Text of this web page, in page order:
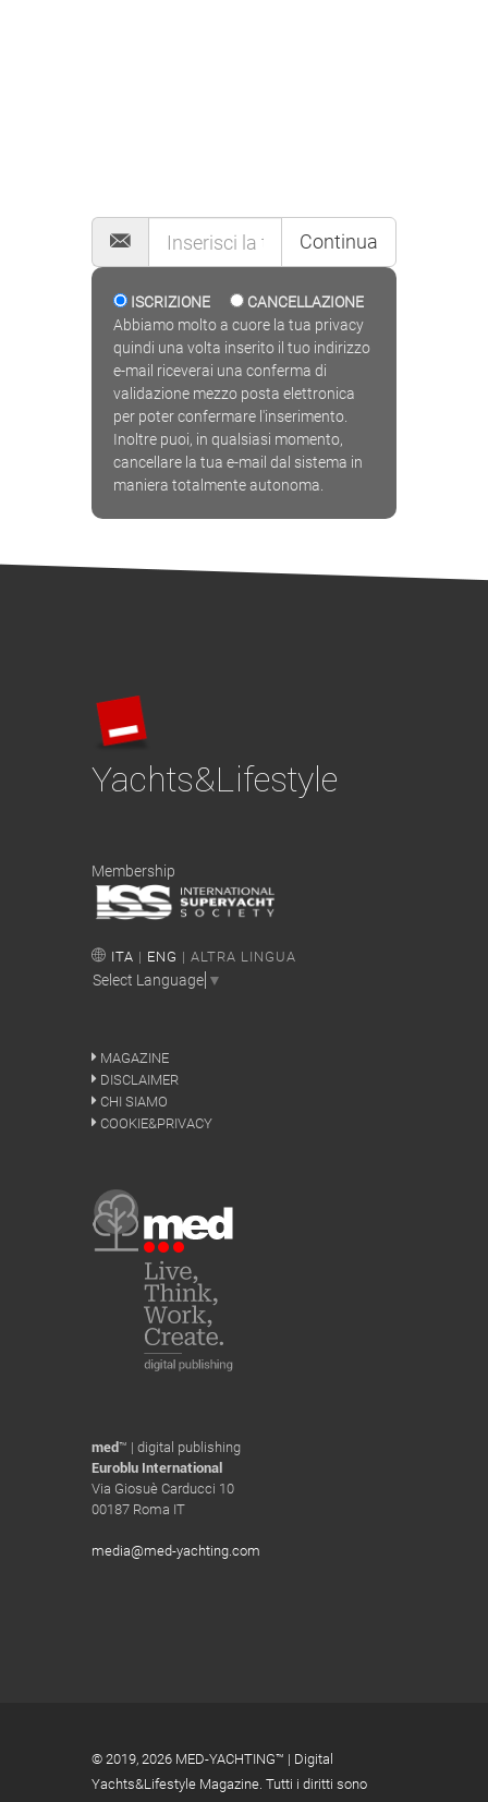
Continua
ISCRIZIONE
CANCELLAZIONE
Abbiamo molto a cuore la tua privacy
quindi una volta inserito il tuo indirizzo
e-mail riceverai una conferma di
validazione mezzo posta elettronica
per poter confermare l'inserimento.
Inoltre puoi, in qualsiasi momento,
cancellare la tua e-mail dal sistema in
maniera totalmente autonoma.
Yachts&Lifestyle
Membership
ITA | ENG | ALTRA LINGUA
Select Language ▼
MAGAZINE
DISCLAIMER
CHI SIAMO
COOKIE&PRIVACY
med™ | digital publishing
Euroblu International
Via Giosuè Carducci 10
00187 Roma IT
media@med-yachting.com
© 2019, 2026 MED-YACHTING™ | Digital
Yachts&Lifestyle Magazine. Tutti i diritti sono